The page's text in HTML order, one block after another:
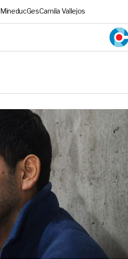
MineducGesCamila Vallejos